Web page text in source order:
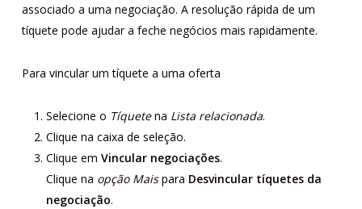
associado a uma negociação. A resolução rápida de um
tíquete pode ajudar a feche negócios mais rapidamente.
Para vincular um tíquete a uma oferta
Selecione o Tíquetena Lista relacionada.
Clique na caixa de seleção.
Clique em Vincular negociações.
Clique na opção Maispara Desvincular tíquetes da
negociação.